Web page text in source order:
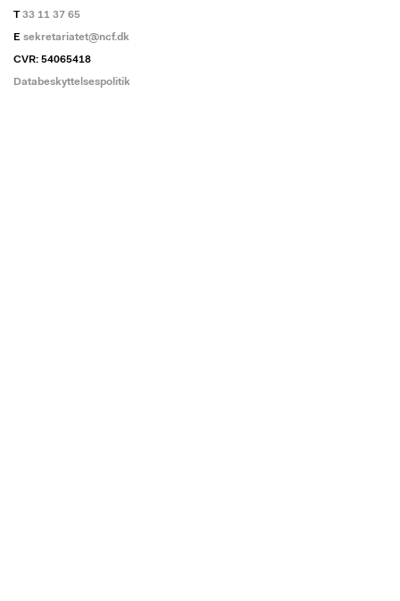
T33 11 37 65
E sekretariatet@ncf.dk
CVR: 54065418
Databeskyttelsespolitik